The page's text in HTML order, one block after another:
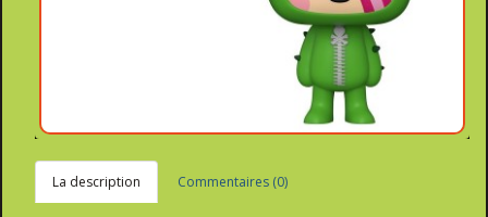
La description Commentaires (0)